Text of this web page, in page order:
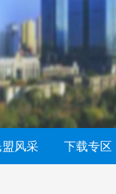
盟风采 下载专区